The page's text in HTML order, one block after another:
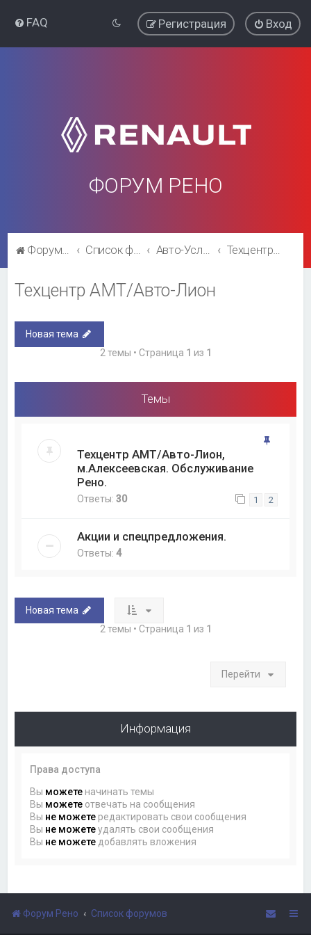
FAQ Вход
Регистрация
ФОРУМ РЕНО
Форум Рено Список форумов Авто-Услуги(размещение платное) Техцентр АМТ/Авто-Лион
Техцентр АМТ/Авто-Лион
Новая тема
2 темы • Страница 1 из 1
Темы
Техцентр АМТ/Авто-Лион,
м.Алексеевская. Обслуживание
Рено.
Ответы:30 1 2
Акции и спецпредложения.
Ответы:4
Новая тема
2 темы • Страница 1 из 1
Перейти
Информация
Права доступа
Вы можете начинать темы
Вы можете отвечать на сообщения
Вы не можете редактировать свои сообщения
Вы не можетеудалять свои сообщения
Вы не можете добавлять вложения
Форум Рено Список форумов